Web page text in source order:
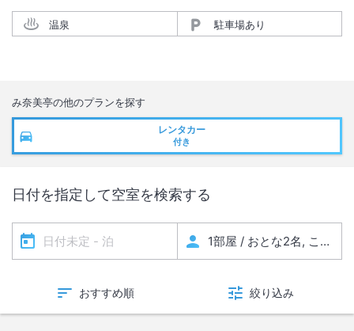
温泉 駐車場あり
み奈美亭の他のプランを探す
レンタカー
付き
日付を指定して空室を検索する
おすすめ順 絞り込み